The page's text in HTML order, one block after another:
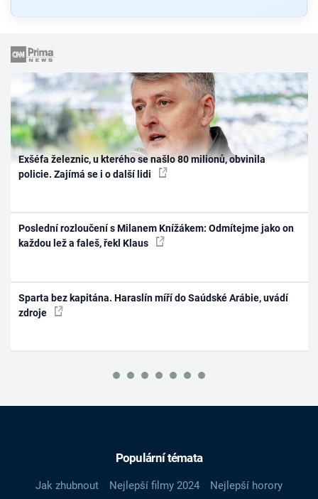
Exšéfa železnic, u kterého se našlo 80 milionů, obvinila
policie. Zajímá se i o další lidi
Poslední rozloučení s Milanem Knížákem: Odmítejme jako on
každou lež a faleš, řekl Klaus
Sparta bez kapitána. Haraslín míří do Saúdské Arábie, uvádí
zdroje
Populární témata
Jak zhubnout Nejlepší filmy 2024
Nejlepší horory